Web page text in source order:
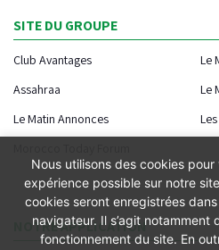
SITE DU GROUPE
Club Avantages
Le
Assahraa
Le
Le Matin Annonces
NOTRE APPLICATION
Nous utilisons des cookies
expérience possible sur notre
cookies seront enregistrées
navigateur. Il s’agit notamment
fonctionnement du site. En